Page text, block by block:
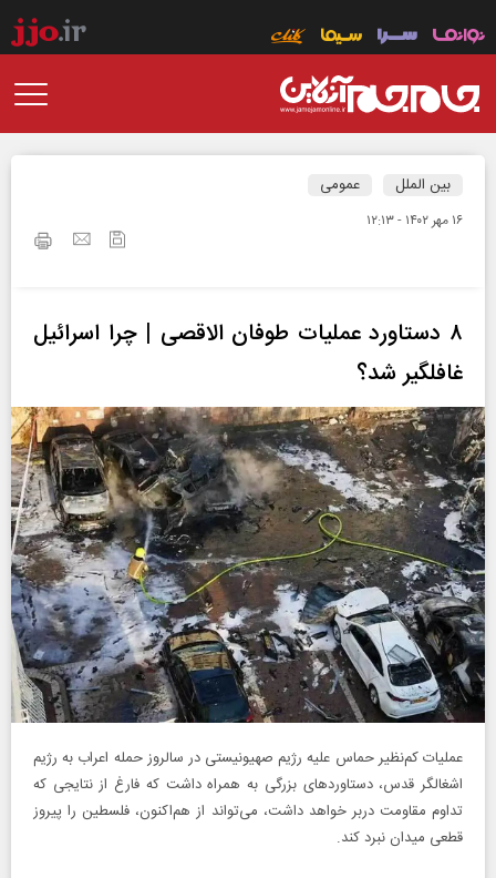
بین الملل عمومی
۱۶ مهر ۱۴۰۲ - ۱۲:۱۳
۸ دستاورد عملیات طوفان الاقصی | چرا اسرائیل
غافلگیر شد؟
عملیات کم‌نظیر حماس علیه رژیم صهیونیستی در سالروز حمله اعراب به رژیم
اشغالگر قدس، دستاوردهای بزرگی به همراه داشت که فارغ از نتایجی که
تداوم مقاومت دربر خواهد داشت، می‌تواند از هم‌اکنون، فلسطین را پیروز
قطعی میدان نبرد کند.